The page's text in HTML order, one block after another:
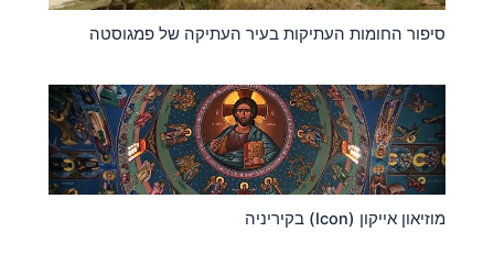
סיפור החומות העתיקות בעיר העתיקה של פמגוסטה
מוזיאון אייקון (Icon) בקיריניה